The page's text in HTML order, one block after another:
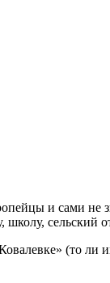
и сами
сельский
(то ли